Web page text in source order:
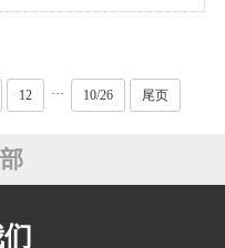
篮“，授权公告号
12 ··· 10/26 尾页